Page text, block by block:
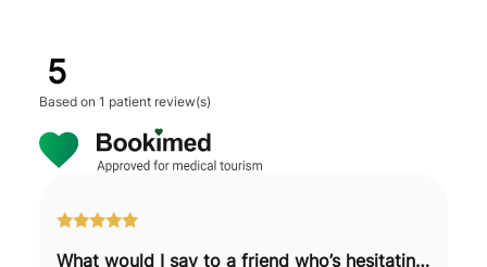
5
Based on 1 patient review(s)
What would I say to a friend who’s hesitating? Just go for it.